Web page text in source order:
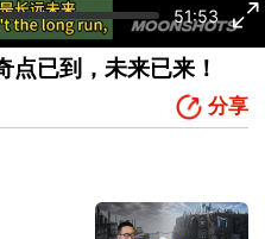
51:53
已到，未来已来！
分享